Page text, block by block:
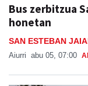
Bus zerbitzua
honetan
SAN ESTEBAN
Aiurri abu 05, 07:00